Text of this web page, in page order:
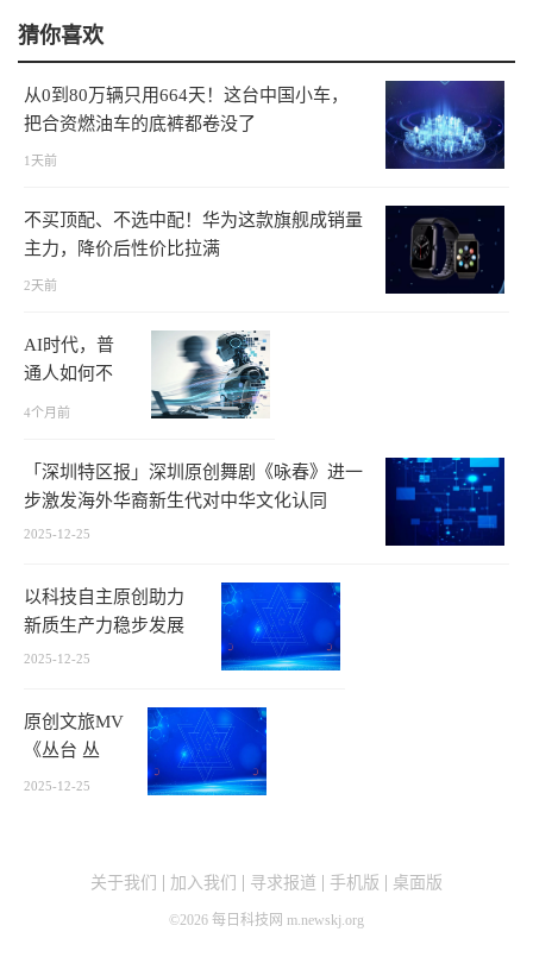
猜你喜欢
从0到80万辆只用664天！这台中国小车，
把合资燃油车的底裤都卷没了
1天前
不买顶配、不选中配！华为这款旗舰成销量
主力，降价后性价比拉满
2天前
AI时代，普
通人如何不
被淘汰？
4个月前
「深圳特区报」深圳原创舞剧《咏春》进一
步激发海外华裔新生代对中华文化认同
2025-12-25
以科技自主原创助力
新质生产力稳步发展
2025-12-25
原创文旅MV
《丛台 丛
台》发布
2025-12-25
关于我们 加入我们 寻求报道 手机版 桌面版
©2026 每日科技网 m.newskj.org